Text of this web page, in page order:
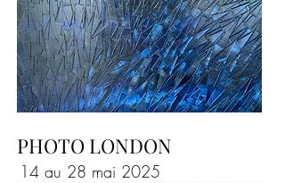
PHOTO LONDON
14 au 28 mai 2025